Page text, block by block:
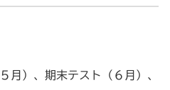
）、期末テスト（６月）、